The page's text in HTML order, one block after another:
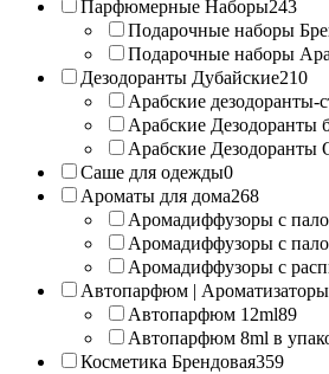
Парфюмерные Наборы243
Подарочные наборы
Подарочные наборы
Дезодоранты Дубайские210
Арабские дезодоранты-
Арабские Дезодоранты
Арабские
Саше для одежды0
Ароматы для дома268
Аромадиффузоры с
Аромадиффузоры с
Аромадиффузоры с
Автопарфюм | Ароматизаторы
Автопарфюм 12ml89
Автопарфюм 8ml в
Косметика Брендовая359